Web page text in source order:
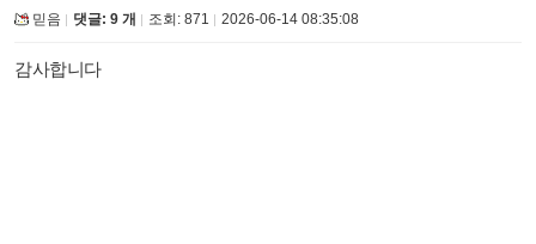
믿음 댓글: 9 개 조회: 871 2026-06-14 08:35:08
감사합니다